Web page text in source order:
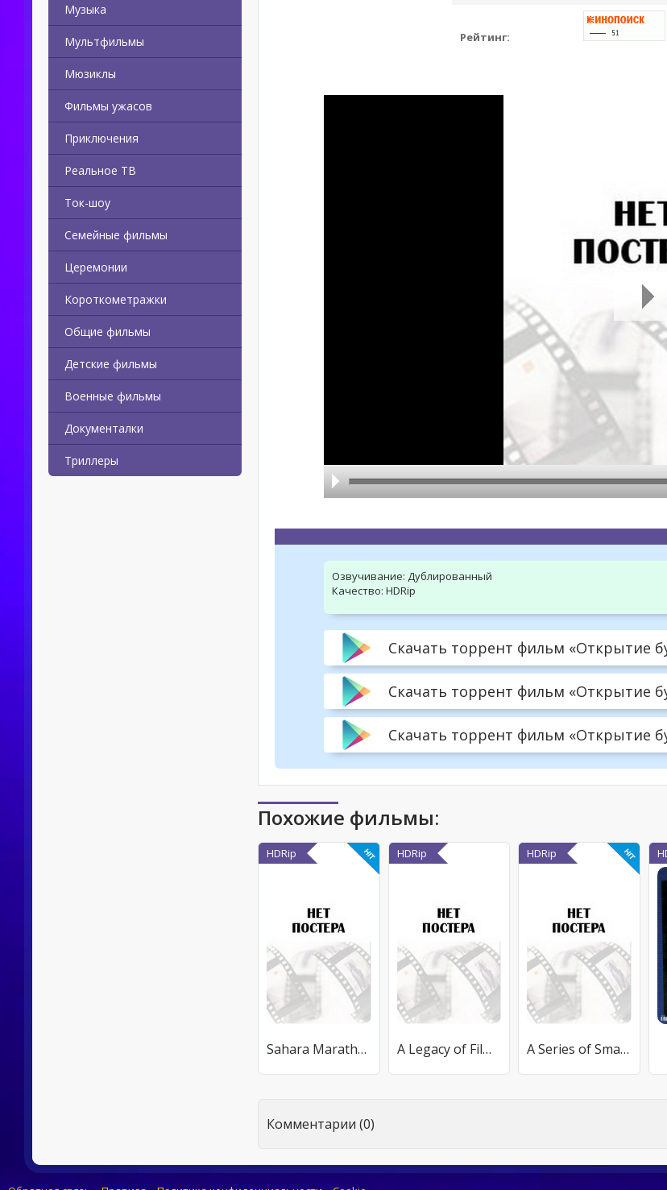
Музыка
Мультфильмы
Мюзиклы
Фильмы ужасов
Приключения
Реальное ТВ
Ток-шоу
Семейные фильмы
Церемонии
Короткометражки
Общие фильмы
Детские фильмы
Военные фильмы
Документалки
Триллеры
Рейтинг:
Озвучивание: Дублированный
Качество: HDRip
Скачать торрент фильм «Открытие
Скачать торрент фильм «Открытие
Скачать торрент фильм «Открытие
Похожие фильмы:
HDRip
Sahara Marathon
HDRip
A Legacy of Filmmakers: The Early Years of American Zoetrope
HDRip
A Series of Small Things: A Behind the Camera Look
Комментарии (0)